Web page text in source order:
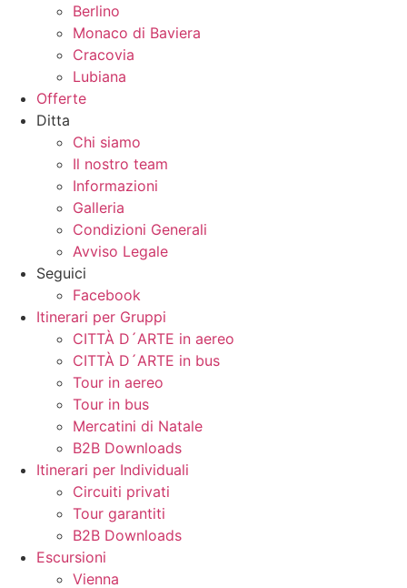
Berlino
Monaco di Baviera
Cracovia
Lubiana
Offerte
Ditta
Chi siamo
Il nostro team
Informazioni
Galleria
Condizioni Generali
Avviso Legale
Seguici
Facebook
Itinerari per Gruppi
CITTÀ D´ARTE in aereo
CITTÀ D´ARTE in bus
Tour in aereo
Tour in bus
Mercatini di Natale
B2B Downloads
Itinerari per Individuali
Circuiti privati
Tour garantiti
B2B Downloads
Escursioni
Vienna